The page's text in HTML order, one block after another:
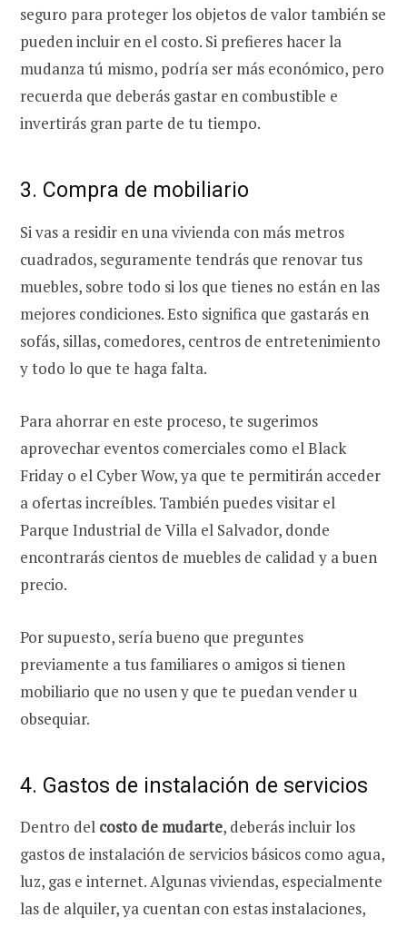
seguro para proteger los objetos de valor también se
pueden incluir en el costo. Si prefieres hacer la
mudanza tú mismo, podría ser más económico, pero
recuerda que deberás gastar en combustible e
invertirás gran parte de tu tiempo.
3. Compra de mobiliario
Si vas a residir en una vivienda con más metros
cuadrados, seguramente tendrás que renovar tus
muebles, sobre todo si los que tienes no están en las
mejores condiciones. Esto significa que gastarás en
sofás, sillas, comedores, centros de entretenimiento
y todo lo que te haga falta.
Para ahorrar en este proceso, te sugerimos
aprovechar eventos comerciales como el Black
Friday o el Cyber Wow, ya que te permitirán acceder
a ofertas increíbles. También puedes visitar el
Parque Industrial de Villa el Salvador, donde
encontrarás cientos de muebles de calidad y a buen
precio.
Por supuesto, sería bueno que preguntes
previamente a tus familiares o amigos si tienen
mobiliario que no usen y que te puedan vender u
obsequiar.
4. Gastos de instalación de servicios
Dentro del costo de mudarte, deberás incluir los
gastos de instalación de servicios básicos como agua,
luz, gas e internet. Algunas viviendas, especialmente
las de alquiler, ya cuentan con estas instalaciones,